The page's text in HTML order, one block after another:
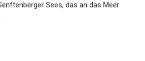
Sees, das an das Meer